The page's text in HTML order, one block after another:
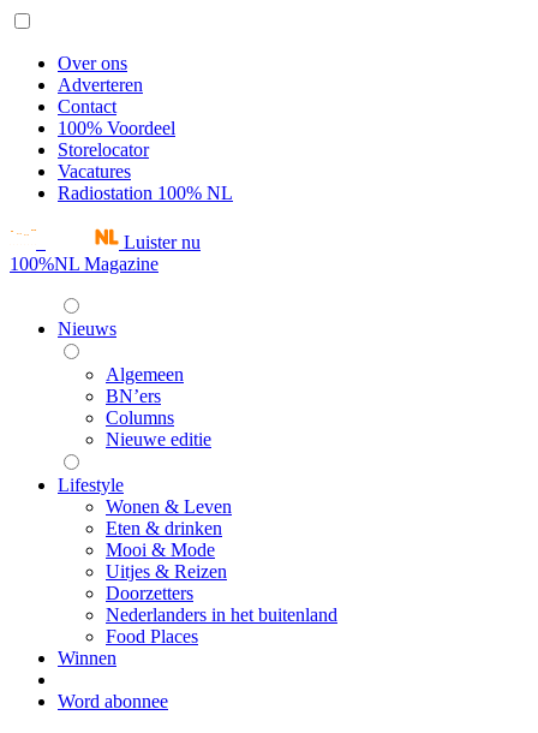
Over ons
Adverteren
Contact
100% Voordeel
Storelocator
Vacatures
Radiostation 100% NL
Luister nu
100%NL Magazine
Nieuws
Algemeen
BN’ers
Columns
Nieuwe editie
Lifestyle
Wonen & Leven
Eten & drinken
Mooi & Mode
Uitjes & Reizen
Doorzetters
Nederlanders in het buitenland
Food Places
Winnen
Word abonnee